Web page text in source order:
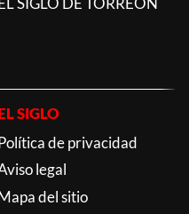
DURANGO